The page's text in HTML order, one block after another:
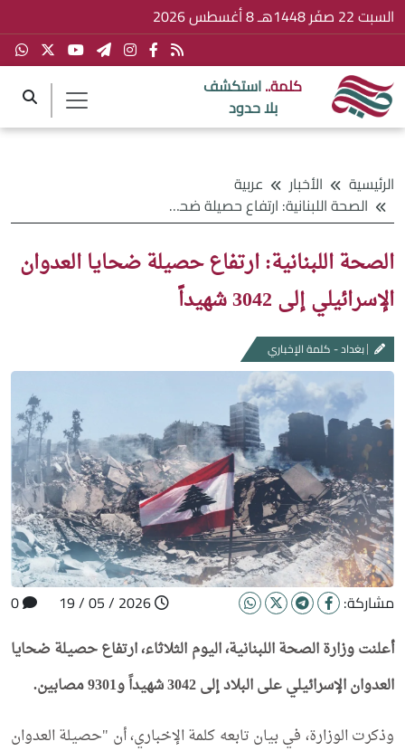
السبت 22 صفَر 1448هـ 8 أغسطس 2026
كلمة..استكشف
بلا حدود
الرئيسية الأخبار
عربية
الصحة اللبنانية: ارتفاع حصيلة ضحايا العدوان الإسرائيلي إلى 3042 شهيداً
الصحة اللبنانية: ارتفاع حصيلة ضحايا العدوان
الإسرائيلي إلى 3042 شهيداً
بغداد - كلمة الإخباري
مشاركة:
أعلنت وزارة الصحة اللبنانية، اليوم الثلاثاء، ارتفاع حصيلة ضحايا
العدوان الإسرائيلي على البلاد إلى 3042 شهيداً و9301 مصابين.
وذكرت الوزارة، في بيان تابعه كلمة الإخباري، أن "حصيلة العدوان